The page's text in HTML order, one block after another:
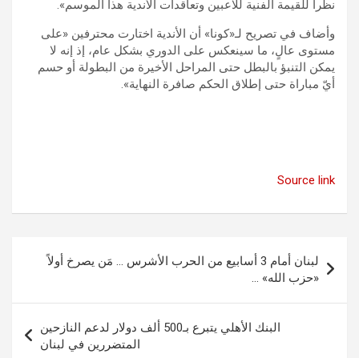
نظراً للقيمة الفنية للاعبين وتعاقدات الأندية هذا الموسم».
وأضاف في تصريح لـ«كونا» أن الأندية اختارت محترفين «على
مستوى عالٍ، ما سينعكس على الدوري بشكل عام، إذ إنه لا
يمكن التنبؤ بالبطل حتى المراحل الأخيرة من البطولة أو حسم
أيّ مباراة حتى إطلاق الحكم صافرة النهاية».
Source link
المقالات
لبنان أمام 3 أسابيع من الحرب الأشرس … مَن يصرخ أولاً
«حزب الله» …
البنك الأهلي يتبرع بـ500 ألف دولار لدعم النازحين
المتضررين في لبنان